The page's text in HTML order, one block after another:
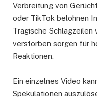
Verbreitung von
oder TikTok belohnen
Tragische Schlagzeilen
verstorben sorgen für
Reaktionen.
Ein einzelnes Video
Spekulationen